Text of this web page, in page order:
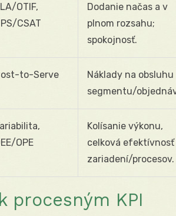
OTIF,
CSAT
Dodanie načas a v
plnom rozsahu;
spokojnosť.
to-Serve
Náklady na obsluhu
segmentu/
OPE
Kolísanie výkonu,
celková efektívnosť
zariadení/procesov.
procesným KPI